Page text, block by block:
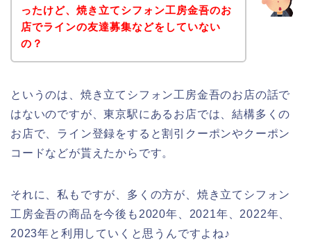
ったけど、焼き立てシフォン工房金吾のお
店でラインの友達募集などをしていない
の？
というのは、焼き立てシフォン工房金吾のお店の話で
はないのですが、東京駅にあるお店では、結構多くの
お店で、ライン登録をすると割引クーポンやクーポン
コードなどが貰えたからです。
それに、私もですが、多くの方が、焼き立てシフォン
工房金吾の商品を今後も2020年、2021年、2022年、
2023年と利用していくと思うんですよね♪